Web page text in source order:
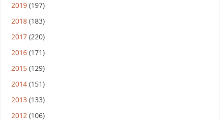
2019(197)
2018(183)
2017(220)
2016(171)
2015(129)
2014(151)
2013(133)
2012(106)